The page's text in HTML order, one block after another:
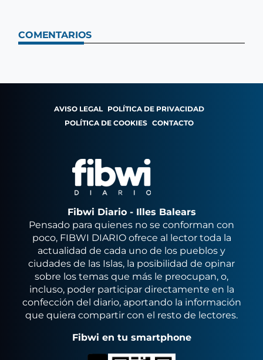
COMENTARIOS
AVISO LEGAL POLÍTICA DE PRIVACIDAD
POLÍTICA DE COOKIES CONTACTO
Fibwi Diario - Illes Balears
Pensado para quienes no se conforman con
poco, FIBWI DIARIO ofrece al lector toda la
actualidad de cada uno de los pueblos y
ciudades de las Islas, la posibilidad de opinar
sobre los temas que más le preocupan, o,
incluso, poder participar directamente en la
confección del diario, aportando la información
que quiera compartir con el resto de lectores.
Fibwi en tu smartphone